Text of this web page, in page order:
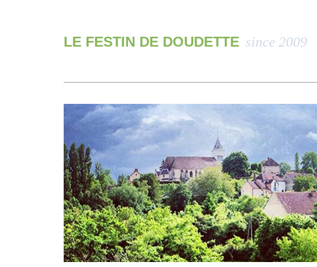
LE FESTIN DE DOUDETTE since 2009